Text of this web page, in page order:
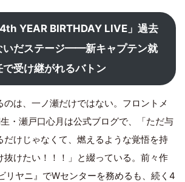
YEAR BIRTHDAY LIVE」過去
いだステージ━━新キャプテン就
で受け継がれるバトン
のは、一ノ瀬だけではない。フロントメ
・瀬戸口心月は公式ブログで、「ただ与
だけじゃなくて、燃えるような覚悟を持
抜けたい！！！」と綴っている。前々作
リヤニ』でWセンターを務めるも、続く4